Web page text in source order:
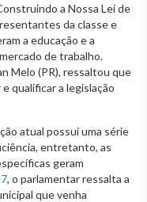
a Nossa Lei de
da classe e
a educação e a
de trabalho.
Melo (PR), ressaltou que
qualificar a legislação
atual possui uma série
entretanto, as
geram
, o parlamentar ressalta a
que venha